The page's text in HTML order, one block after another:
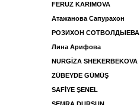
FERUZ KARIMOVA
Атажанова Сапурахон
РОЗИХОН СОТВОЛДЫЕВА
Лина Арифова
NURGİZA SHEKERBEKOVA
ZÜBEYDE GÜMÜŞ
SAFİYE ŞENEL